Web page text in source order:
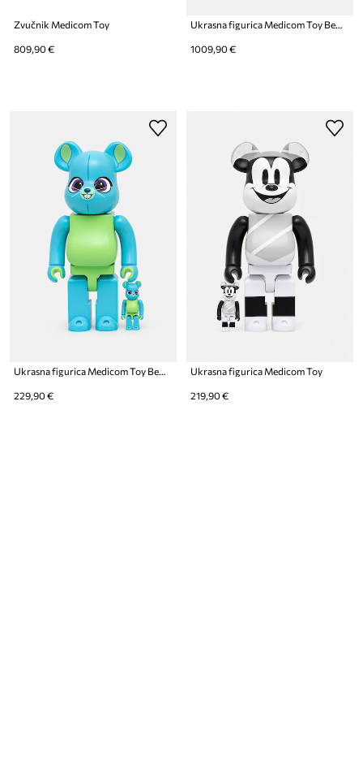
Zvučnik Medicom Toy
809,90 €
Ukrasna figurica Medicom Toy Be@rbrick Iyami 1000%
1009,90 €
Ukrasna figurica Medicom Toy Be@rbrick Bunny (Toy Story 4) 100% & 400%
229,90 €
Ukrasna figurica Medicom Toy
219,90 €